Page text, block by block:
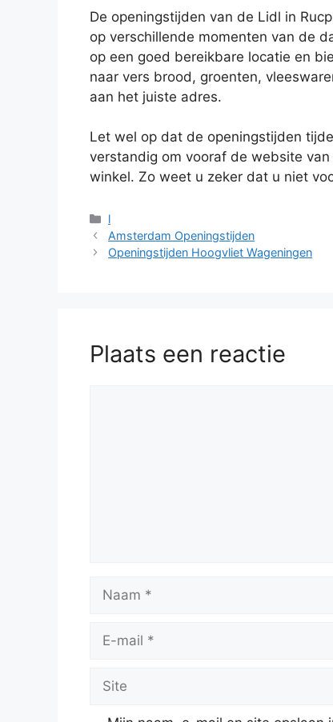
De openingstijden van de Lidl in
op verschillende momenten van de
op een goed bereikbare locatie en
naar vers brood, groenten,
aan het juiste adres.
Let wel op dat de openingstijden
verstandig om vooraf de website
winkel. Zo weet u zeker dat u niet
Categorieën
l
Amsterdam Openingstijden
Openingstijden Hoogvliet Wageningen
Plaats een reactie
Naam
Site